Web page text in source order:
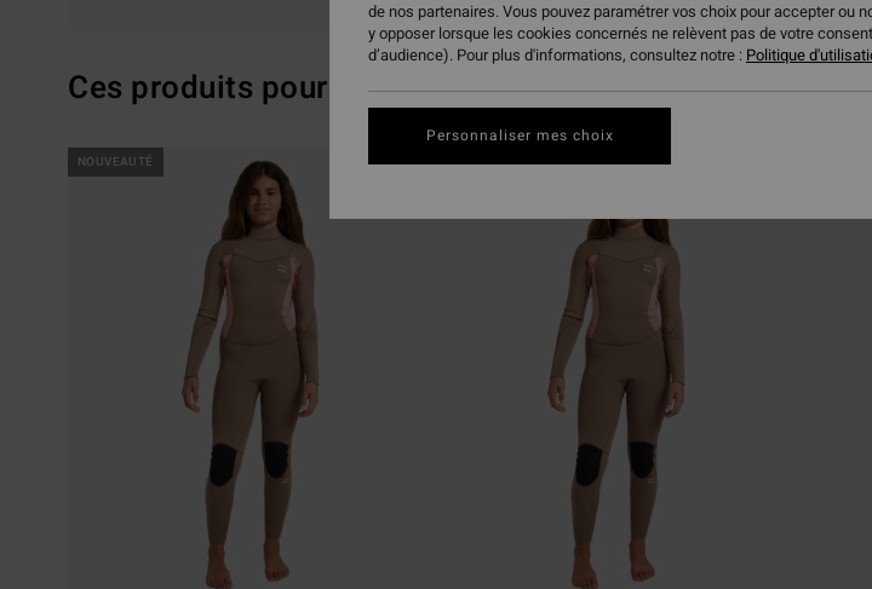
Ces produits pourraient vous plaire
Passer
Aller
NOUVEAUTÉ NOUVEAUTÉ
de nos partenaires. Vous pouvez paramétrer vos choix pour accepter ou
y opposer lorsque les cookies concernés ne relèvent pas de votre
d’audience). Pour plus d'informations, consultez notre : Politique
Personnaliser mes choix